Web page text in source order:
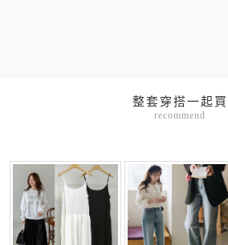
整套穿搭一起買
recommend